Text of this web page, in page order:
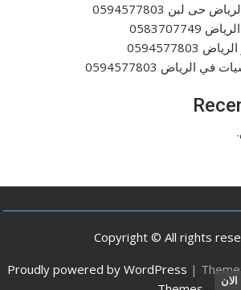
لبن 0594577803
الرياض 0594577803
Copyright © All rights
Proudly powered by WordPress |